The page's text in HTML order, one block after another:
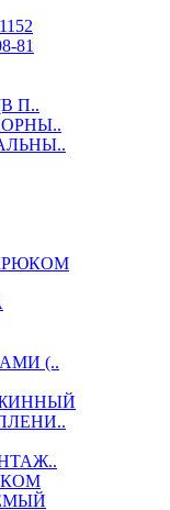
81
П..
(..